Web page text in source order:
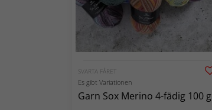
SVARTA FÅRET
Es gibt Variationen
Garn Sox Merino 4-fädig 100 g